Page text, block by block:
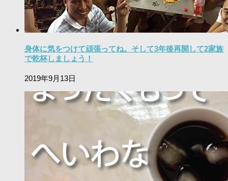
身体に気をつけて頑張ってね。そして3年後再開して2家族
で乾杯しましょう！
2019年9月13日